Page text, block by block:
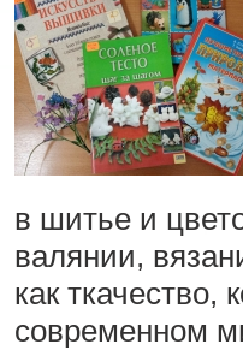
в шитье и
валянии,
как ткачество,
современном